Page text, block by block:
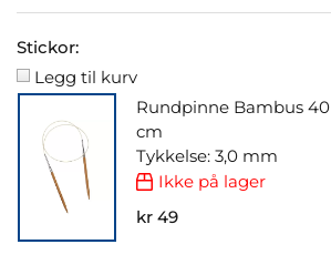
Stickor:
Legg til kurv
Rundpinne Bambus 40
cm
Tykkelse: 3,0 mm
Ikke på lager
kr 49